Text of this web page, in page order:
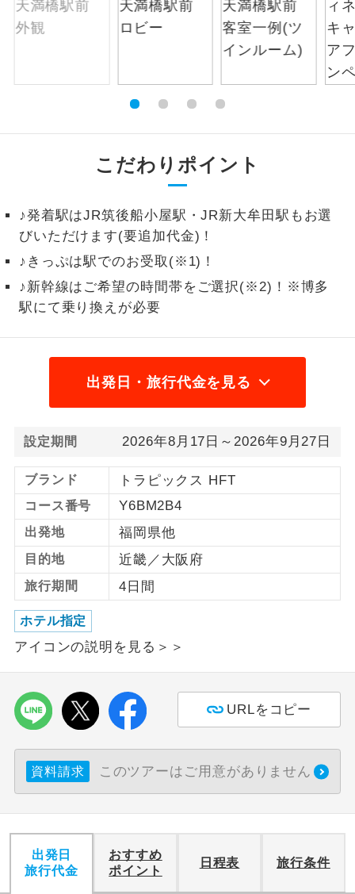
こだわりポイント
♪発着駅はJR筑後船小屋駅・JR新大牟田駅もお選
びいただけます(要追加代金)！
♪きっぷは駅でのお受取(※1)！
♪新幹線はご希望の時間帯をご選択(※2)！※博多
駅にて乗り換えが必要
出発日・旅行代金を見る
設定期間 2026年8月17日～2026年9月27日
ブランド トラピックス HFT
コース番号 Y6BM2B4
出発地 福岡県他
目的地 近畿／大阪府
旅行期間 4日間
ホテル指定
アイコンの説明を見る＞＞
URLをコピー
資料請求 このツアーはご用意がありません
出発日
旅行代金
おすすめ
ポイント
日程表 旅行条件
露天風呂
ご宿泊ホテルに露天風呂が付いていま
す。
ご宿泊ホテルに大浴場が付いています。
事の心配はいりません。（機内食を除
お部屋にてゆっくりとお召し上がりいた
トラベルイヤ
ホン
周りの音を気にせず、ガイドさんの説明
をじっくり聞くことができます。
1名様催行
1名様から出発可能な個人型プランで
す。
2名様から出発可能な個人型プランで
す。
おひとり様参
加限定
おひとり様限定でご参加いただけるコー
スです。
1名様1室同代
1名様1室利用でも追加料金がかからない
コースです。
ご夫婦限定
ご夫婦限定でご参加いただけるコースで
す。
女性限定
女性限定でご参加いただけるコースで
す。
ご参加にあたり年齢に制限があるコース
航空会社指定
利用航空会社が指定なので、ご出発の計
ホテル指定
ご紹介するホテルを指定したコースで
す。
おひとり様バ
ス2席利用
す。